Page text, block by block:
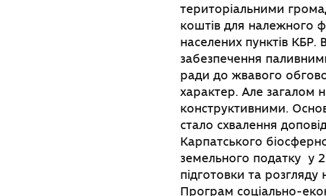
територіальними
коштів для належного
населених пунктів
забезпечення
ради до жвавого
характер. Але загалом
конструктивними.
стало схвалення
Карпатського
земельного податку у
підготовки та
Програм соціально-